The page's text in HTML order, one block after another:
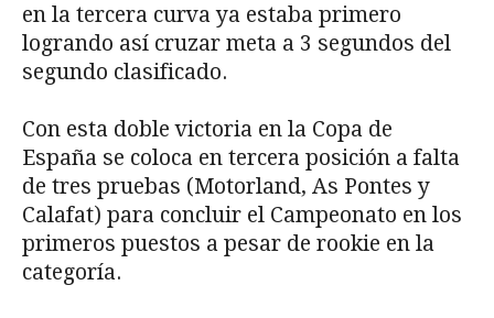
en la tercera curva ya estaba primero
logrando así cruzar meta a 3 segundos del
segundo clasificado.
Con esta doble victoria en la Copa de
España se coloca en tercera posición a falta
de tres pruebas (Motorland, As Pontes y
Calafat) para concluir el Campeonato en los
primeros puestos a pesar de rookie en la
categoría.